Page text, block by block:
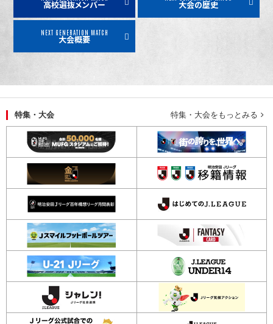
高校選抜メンバー 大会の歴史
NEXT GENERATION MATCH
大会概要
特集・大会 特集・大会をもっとみる